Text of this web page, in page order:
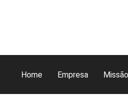
Home Empresa Missão